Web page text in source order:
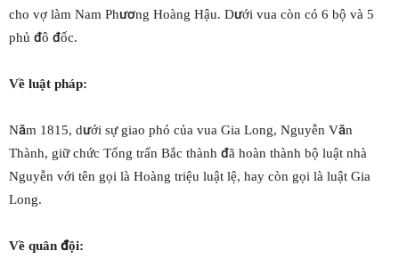
cho vợ làm Nam Phương Hoàng Hậu. Dưới vua còn có 6 bộ và 5
phủ đô đốc.
Về luật pháp:
Năm 1815, dưới sự giao phó của vua Gia Long, Nguyễn Văn
Thành, giữ chức Tổng trấn Bắc thành đã hoàn thành bộ luật nhà
Nguyễn với tên gọi là Hoàng triệu luật lệ, hay còn gọi là luật Gia
Long.
Về quân đội: